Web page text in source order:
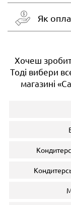
Як
Хочеш
Тоді вибери
магазині